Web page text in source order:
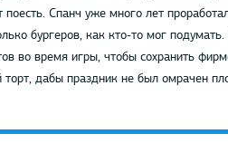
Спанч уже много лет
бургеров, как кто-то мог
во время игры, чтобы сохранить
дабы праздник не был омрачен